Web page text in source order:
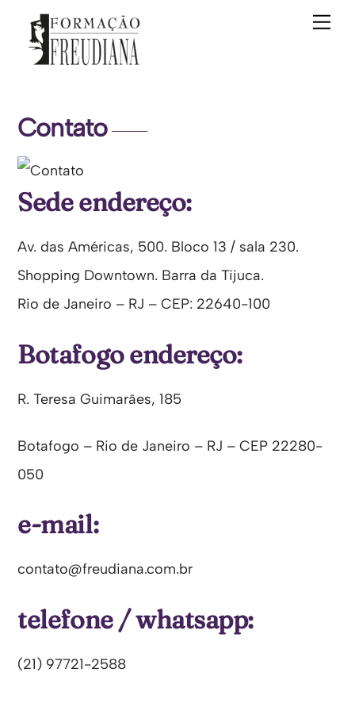
content
Contato
Sede endereço:
Av. das Américas, 500. Bloco 13 / sala 230.
Shopping Downtown. Barra da Tijuca.
Rio de Janeiro – RJ – CEP: 22640-100
Botafogo endereço:
R. Teresa Guimarães, 185
Botafogo – Rio de Janeiro – RJ – CEP 22280-
050
e-mail:
contato@freudiana.com.br
telefone / whatsapp:
(21) 97721-2588